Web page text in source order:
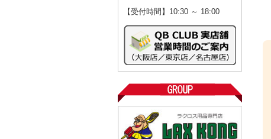
【受付時間】10:30 ～ 18:00